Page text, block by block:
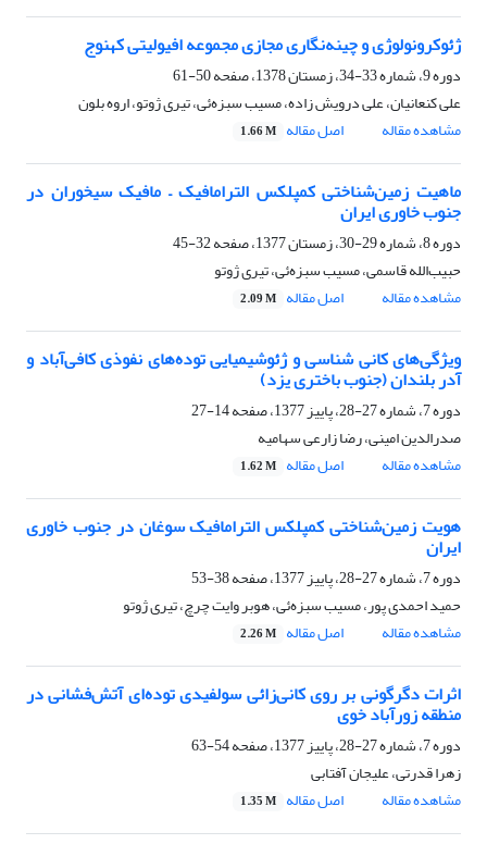
ژئوکرونولوژی و چینه‌نگاری مجازی مجموعه افیولیتی کهنوج
دوره 9، شماره 33-34، زمستان 1378، صفحه
50-61
علی کنعانیان، علی درویش زاده، مسیب سبزه‌ئی، تیری ژوتو، اروه بلون
مشاهده مقاله
اصل مقاله 1.66 M
ماهیت زمین‌شناختی کمپلکس الترامافیک – مافیک سیخوران در
جنوب خاوری ایران
دوره 8، شماره 29-30، زمستان 1377، صفحه
32-45
حبیب‌الله قاسمی، مسیب سبزه‌ئی، تیری ژوتو
مشاهده مقاله
اصل مقاله 2.09 M
ویژگی‌های کانی شناسی و ژئوشیمیایی توده‌های نفوذی کافی‌آباد و
آدر بلندان (جنوب باختری یزد)
دوره 7، شماره 27-28، پاییز 1377، صفحه
14-27
صدرالدین امینی، رضا زارعی سهامیه
مشاهده مقاله
اصل مقاله 1.62 M
هویت زمین‌شناختی کمپلکس الترامافیک سوغان در جنوب خاوری
ایران
دوره 7، شماره 27-28، پاییز 1377، صفحه
38-53
حمید احمدی پور، مسیب سبزه‌ئی، هوبر وایت چرچ، تیری ژوتو
مشاهده مقاله
اصل مقاله 2.26 M
اثرات دگرگونی بر روی کانی‌زائی سولفیدی توده‌ای آتش‌فشانی در
منطقه زورآباد خوی
دوره 7، شماره 27-28، پاییز 1377، صفحه
54-63
زهرا قدرتی، علیجان آفتابی
مشاهده مقاله
اصل مقاله 1.35 M